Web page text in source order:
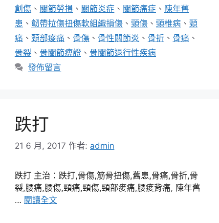
創傷 、 關節勞損 、 關節炎症 、 關節痛症 、 陳年舊
患 、 韌帶拉傷扭傷軟組織損傷 、 頸傷 、 頸椎病 、 頸
痛 、 頸部痠痛 、 骨傷 、 骨性關節炎 、 骨折 、 骨痛 、
骨裂 、 骨關節痹證 、 骨關節退行性疾病
發佈留言
跌打
21 6 月, 2017 作者: admin
跌打 主治：跌打,骨傷,筋骨扭傷,舊患,骨痛,骨折,骨
裂,腰痛,腰傷,頸痛,頸傷,頸部痠痛,腰痠背痛, 陳年舊
… 閱讀全文